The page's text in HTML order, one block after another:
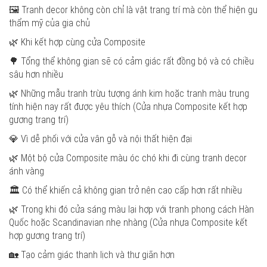
🖼️ Tranh decor không còn chỉ là vật trang trí mà còn thể hiện gu
thẩm mỹ của gia chủ
🌿 Khi kết hợp cùng cửa Composite
🌳 Tổng thể không gian sẽ có cảm giác rất đồng bộ và có chiều
sâu hơn nhiều
🌿 Những mẫu tranh trừu tượng ánh kim hoặc tranh màu trung
tính hiện nay rất được yêu thích (Cửa nhựa Composite kết hợp
gương trang trí)
💎 Vì dễ phối với cửa vân gỗ và nội thất hiện đại
🌿 Một bộ cửa Composite màu óc chó khi đi cùng tranh decor
ánh vàng
🏛️ Có thể khiến cả không gian trở nên cao cấp hơn rất nhiều
🌿 Trong khi đó cửa sáng màu lại hợp với tranh phong cách Hàn
Quốc hoặc Scandinavian nhẹ nhàng (Cửa nhựa Composite kết
hợp gương trang trí)
🏡 Tạo cảm giác thanh lịch và thư giãn hơn